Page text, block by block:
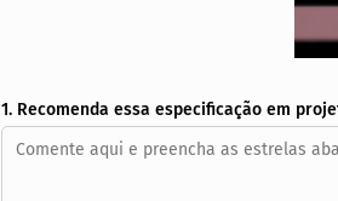
1. Recomenda essa especificação em